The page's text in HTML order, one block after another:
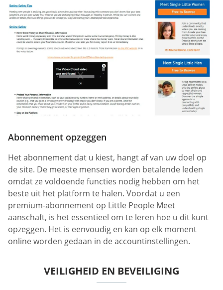
Abonnement opzeggen
Het abonnement dat u kiest, hangt af van uw doel op
de site. De meeste mensen worden betalende leden
omdat ze voldoende functies nodig hebben om het
beste uit het platform te halen. Voordat u een
premium-abonnement op Little People Meet
aanschaft, is het essentieel om te leren hoe u dit kunt
opzeggen. Het is eenvoudig en kan op elk moment
online worden gedaan in de accountinstellingen.
VEILIGHEID EN BEVEILIGING